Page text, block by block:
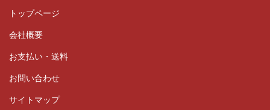
トップページ
会社概要
お支払い・送料
お問い合わせ
サイトマップ